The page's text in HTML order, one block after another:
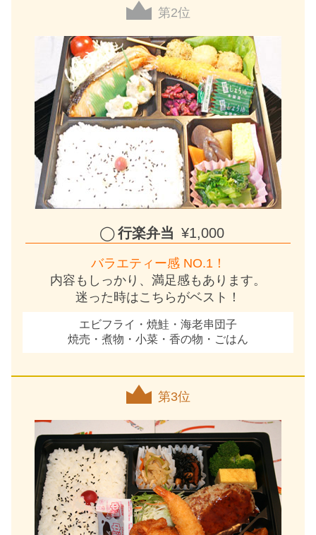
第2位
行楽弁当 ¥1,000
バラエティー感 NO.1！
内容もしっかり、満足感もあります。
迷った時はこちらがベスト！
エビフライ・焼鮭・海老串団子
焼売・煮物・小菜・香の物・ごはん
第3位